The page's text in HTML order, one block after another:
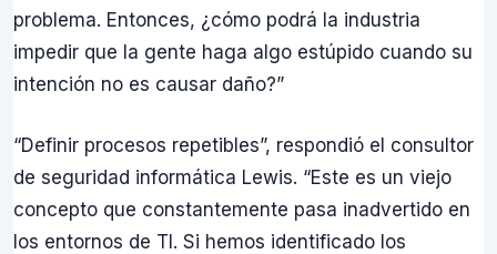
problema. Entonces, ¿cómo podrá la industria
impedir que la gente haga algo estúpido cuando su
intención no es causar daño?”
“Definir procesos repetibles”, respondió el consultor
de seguridad informática Lewis. “Este es un viejo
concepto que constantemente pasa inadvertido en
los entornos de TI. Si hemos identificado los